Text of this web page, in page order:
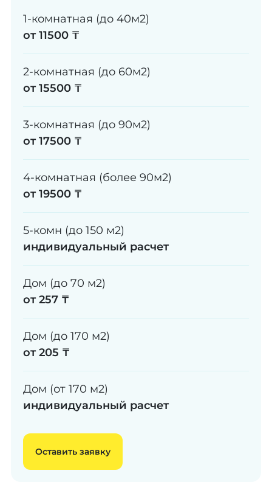
1-комнатная (до 40м2)
от 11500 ₸
2-комнатная (до 60м2)
от 15500 ₸
3-комнатная (до 90м2)
от 17500 ₸
4-комнатная (более 90м2)
от 19500 ₸
5-комн (до 150 м2)
индивидуальный расчет
Дом (до 70 м2)
от 257 ₸
Дом (до 170 м2)
от 205 ₸
Дом (от 170 м2)
индивидуальный расчет
Оставить заявку